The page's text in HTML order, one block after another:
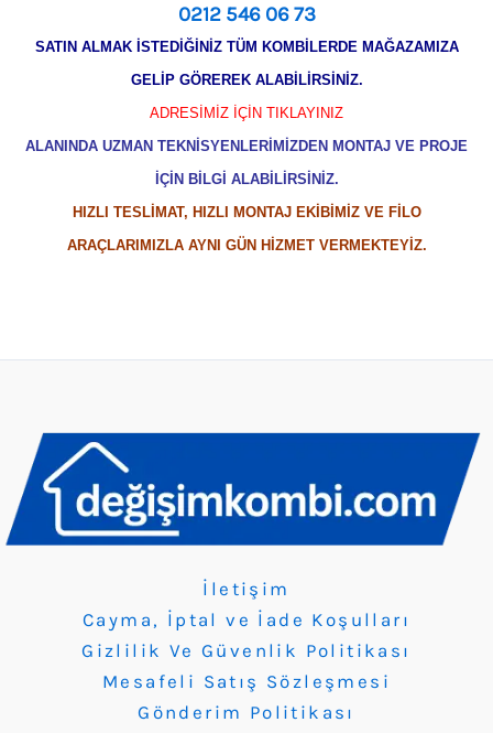
0212 546 06 73
SATIN ALMAK İSTEDİĞİNİZ TÜM KOMBİLERDE MAĞAZAMIZA
GELİP GÖREREK ALABİLİRSİNİZ.
ADRESİMİZ İÇİN TIKLAYINIZ
ALANINDA UZMAN TEKNİSYENLERİMİZDEN MONTAJ VE PROJE
İÇİN BİLGİ ALABİLİRSİNİZ.
HIZLI TESLİMAT, HIZLI MONTAJ EKİBİMİZ VE FİLO
ARAÇLARIMIZLA AYNI GÜN HİZMET VERMEKTEYİZ.
İletişim
Cayma, İptal ve İade Koşulları
Gizlilik Ve Güvenlik Politikası
Mesafeli Satış Sözleşmesi
Gönderim Politikası